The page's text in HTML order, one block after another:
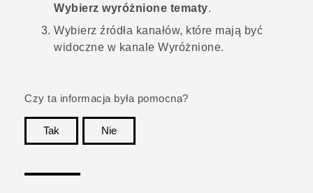
Wybierz wyróżnione tematy.
Wybierz źródła kanałów, które mają być
widoczne w kanale Wyróżnione.
Czy ta informacja była pomocna?
Tak
Nie